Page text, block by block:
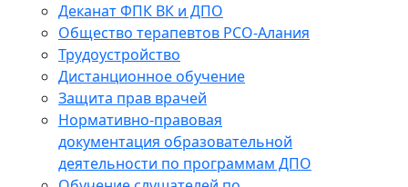
Деканат ФПК ВК и ДПО
Общество терапевтов РСО-Алания
Трудоустройство
Дистанционное обучение
Защита прав врачей
Нормативно-правовая
документация образовательной
деятельности по программам ДПО